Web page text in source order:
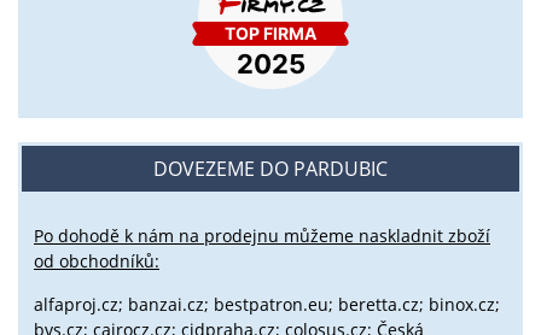
DOVEZEME DO PARDUBIC
Po dohodě k nám na prodejnu můžeme naskladnit zboží
od obchodníků:
alfaproj.cz; banzai.cz; bestpatron.eu; beretta.cz; binox.cz;
bvs.cz; cairocz.cz; cidpraha.cz; colosus.cz; Česká